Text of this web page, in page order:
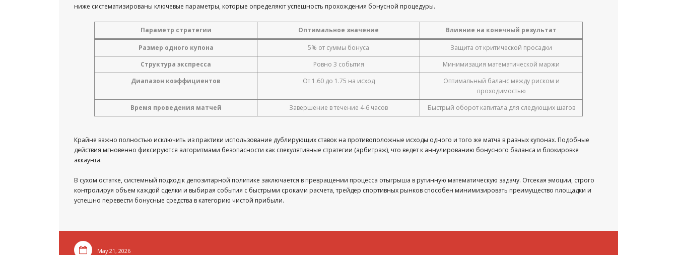
ниже систематизированы ключевые параметры, которые определяют успешность прохождения бонусной процедуры.
Параметр стратегии Оптимальное значение Влияние на конечный результат
Размер одного купона 5% от суммы бонуса
Защита от критической просадки
Структура экспресса
Ровно 3 события
Минимизация математической маржи
Диапазон коэффициентов
От 1.60 до 1.75 на исход
Оптимальный баланс между риском и
проходимостью
Время проведения матчей
Завершение в течение 4-6 часов Быстрый оборот капитала для следующих шагов
Крайне важно полностью исключить из практики использование дублирующих ставок на противоположные исходы одного и того же матча в разных купонах. Подобные
действия мгновенно фиксируются алгоритмами безопасности как спекулятивные стратегии (арбитраж), что ведет к аннулированию бонусного баланса и блокировке
аккаунта.
В сухом остатке, системный подход к депозитарной политике заключается в превращении процесса отыгрыша в рутинную математическую задачу. Отсекая эмоции, строго
контролируя объем каждой сделки и выбирая события с быстрыми сроками расчета, трейдер спортивных рынков способен минимизировать преимущество площадки и
успешно перевести бонусные средства в категорию чистой прибыли.
May 21, 2026